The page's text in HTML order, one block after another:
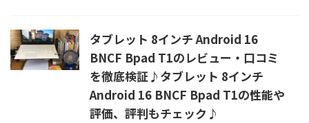
タブレット 8インチ Android 16
BNCF Bpad T1のレビュー・口コミ
を徹底検証♪タブレット 8インチ
Android 16 BNCF Bpad T1の性能や
評価、評判もチェック♪